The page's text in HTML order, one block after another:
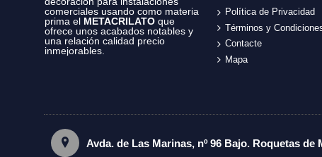
comerciales usando como materia
prima el METACRILATO que
ofrece unos acabados notables y
una relación calidad precio
inmejorables.
Política de Privacidad
Términos y
Contacte
Mapa
Avda. de Las Marinas, nº 96 Bajo. Roquetas de